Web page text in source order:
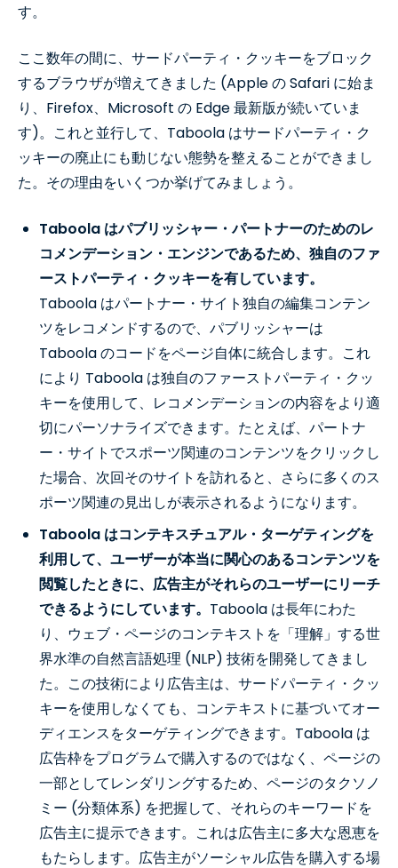
す。
ここ数年の間に、サードパーティ・クッキーをブロック
するブラウザが増えてきました (Apple の Safari に始ま
り、Firefox、Microsoft の Edge 最新版が続いていま
す)。これと並行して、Taboola はサードパーティ・ク
ッキーの廃止にも動じない態勢を整えることができまし
た。その理由をいくつか挙げてみましょう。
Taboola はパブリッシャー・パートナーのためのレ
コメンデーション・エンジンであるため、独自のファ
ーストパーティ・クッキーを有しています。
Taboola はパートナー・サイト独自の編集コンテン
ツをレコメンドするので、パブリッシャーは
Taboola のコードをページ自体に統合します。これ
により Taboola は独自のファーストパーティ・クッ
キーを使用して、レコメンデーションの内容をより適
切にパーソナライズできます。たとえば、パートナ
ー・サイトでスポーツ関連のコンテンツをクリックし
た場合、次回そのサイトを訪れると、さらに多くのス
ポーツ関連の見出しが表示されるようになります。
Taboola はコンテキスチュアル・ターゲティングを
利用して、ユーザーが本当に関心のあるコンテンツを
閲覧したときに、広告主がそれらのユーザーにリーチ
できるようにしています。 Taboola は長年にわた
り、ウェブ・ページのコンテキストを「理解」する世
界水準の自然言語処理 (NLP) 技術を開発してきまし
た。この技術により広告主は、サードパーティ・クッ
キーを使用しなくても、コンテキストに基づいてオー
ディエンスをターゲティングできます。Taboola は
広告枠をプログラムで購入するのではなく、ページの
一部としてレンダリングするため、ページのタクソノ
ミー (分類体系) を把握して、それらのキーワードを
広告主に提示できます。これは広告主に多大な恩恵を
もたらします。広告主がソーシャル広告を購入する場